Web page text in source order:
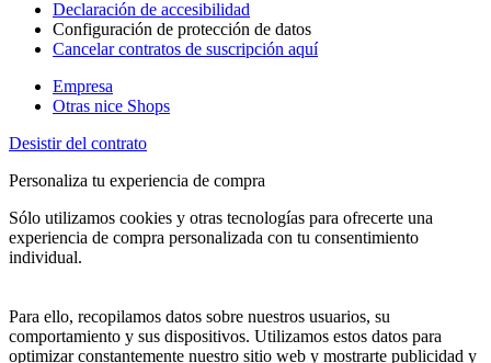
Declaración de accesibilidad
Configuración de protección de datos
Cancelar contratos de suscripción aquí
Empresa
Otras nice Shops
Desistir del contrato
Personaliza tu experiencia de compra
Sólo utilizamos cookies y otras tecnologías para ofrecerte una
experiencia de compra personalizada con tu consentimiento
individual.
Para ello, recopilamos datos sobre nuestros usuarios, su
comportamiento y sus dispositivos. Utilizamos estos datos para
optimizar constantemente nuestro sitio web y mostrarte publicidad y